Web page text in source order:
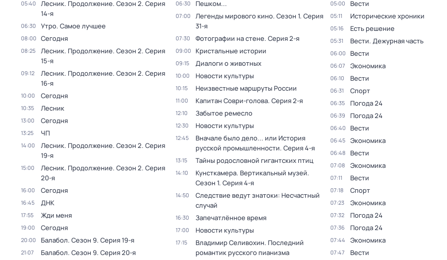
05:40 Лесник. Продолжение. Сезон 2. Серия
14-я
06:30 Утро. Самое лучшее
08:00 Сегодня
08:25 Лесник. Продолжение. Сезон 2. Серия
15-я
09:12 Лесник. Продолжение. Сезон 2. Серия
16-я
10:00 Сегодня
10:35 Лесник
13:00 Сегодня
13:25 ЧП
14:00 Лесник. Продолжение. Сезон 2. Серия
19-я
15:00 Лесник. Продолжение. Сезон 2. Серия
20-я
16:00 Сегодня
16:45 ДНК
17:55 Жди меня
19:00 Сегодня
20:00 Балабол. Сезон 9. Серия 19-я
21:07 Балабол. Сезон 9. Серия 20-я
06:30 Пешком...
07:00 Легенды мирового кино. Сезон 1. Серия
31-я
07:30 Фотографии на стене. Серия 2-я
09:00 Кристальные истории
09:15 Диалоги о животных
10:00 Новости культуры
10:15 Неизвестные маршруты России
11:00 Капитан Соври-голова. Серия 2-я
12:10 Забытое ремесло
12:30 Новости культуры
12:45
Вначале было дело... или История
русской промышленности. Серия 4-я
13:15 Тайны родословной гигантских птиц
14:10 Кунсткамера. Вертикальный музей.
Сезон 1. Серия 4-я
14:50
Следствие ведут знатоки: Несчастный
случай
16:30 Запечатлённое время
17:00 Новости культуры
17:15
Владимир Селивохин. Последний
романтик русского пианизма
05:00 Вести
05:11 Исторические хроники
05:16 Есть решение
05:31 Вести. Дежурная часть
06:00 Вести
06:07 Экономика
06:10 Вести
06:31 Спорт
06:35 Погода 24
06:39 Погода 24
06:40 Вести
06:45 Экономика
06:48 Вести
07:08 Экономика
07:11 Вести
07:18 Спорт
07:23 Экономика
07:32 Погода 24
07:36 Погода 24
07:44 Экономика
07:47 Вести